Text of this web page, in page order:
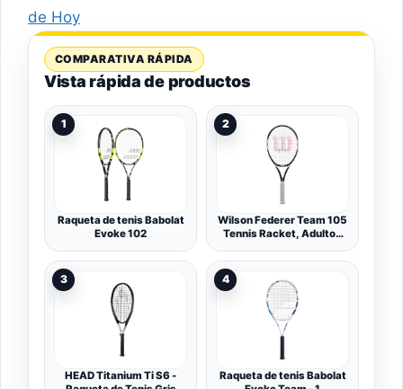
de Hoy
COMPARATIVA RÁPIDA
Vista rápida de productos
1
Raqueta de tenis Babolat
Evoke 102
2
Wilson Federer Team 105
Tennis Racket, Adultos
3
HEAD Titanium Ti S6 -
4
Raqueta de tenis Babolat